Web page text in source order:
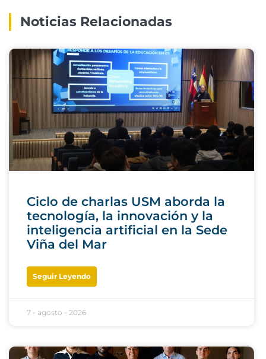
Noticias Relacionadas
Ciclo de charlas USM aborda la
tecnología, la innovación y la
inteligencia artificial en la Sede
Viña del Mar
Seguir Leyendo
7 - agosto - 2026